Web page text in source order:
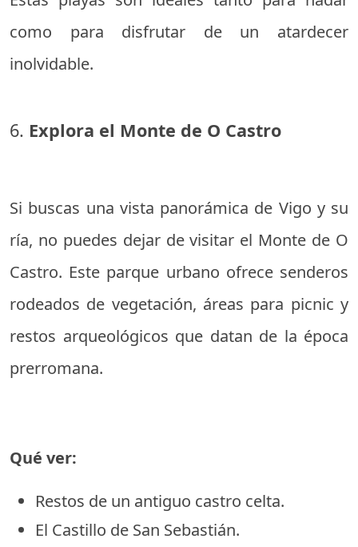
como para disfrutar de un atardecer
inolvidable.
6. Explora el Monte de O Castro
Si buscas una vista panorámica de Vigo y su
ría, no puedes dejar de visitar el Monte de O
Castro. Este parque urbano ofrece senderos
rodeados de vegetación, áreas para picnic y
restos arqueológicos que datan de la época
prerromana.
Qué ver:
Restos de un antiguo castro celta.
El Castillo de San Sebastián.